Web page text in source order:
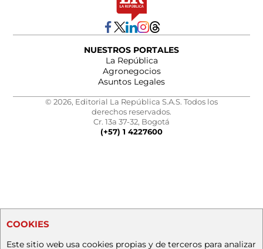
NUESTROS PORTALES
La República
Agronegocios
Asuntos Legales
© 2026, Editorial La República S.A.S. Todos los
derechos reservados.
Cr. 13a 37-32, Bogotá
(+57) 1 4227600
COOKIES
Este sitio web usa cookies propias y de terceros para analizar